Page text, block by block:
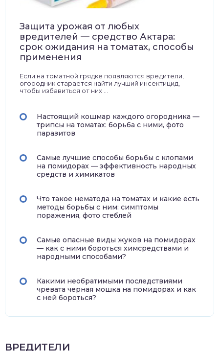
Защита урожая от любых
вредителей — средство Актара:
срок ожидания на томатах, способы
применения
Если на томатной грядке появляются вредители,
огородник старается найти лучший инсектицид,
чтобы избавиться от них ...
Настоящий кошмар каждого огородника —
трипсы на томатах: борьба с ними, фото
паразитов
Самые лучшие способы борьбы с клопами
на помидорах — эффективность народных
средств и химикатов
Что такое нематода на томатах и какие есть
методы борьбы с ним: симптомы
поражения, фото стеблей
Самые опасные виды жуков на помидорах
— как с ними бороться химсредствами и
народными способами?
Какими необратимыми последствиями
чревата черная мошка на помидорах и как
с ней бороться?
ВРЕДИТЕЛИ